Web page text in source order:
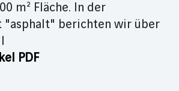
m² Fläche. In der
"asphalt" berichten wir über
PDF